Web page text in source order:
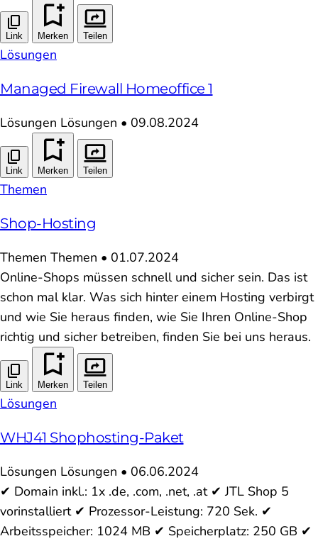
Link Merken Teilen
Lösungen
Managed Firewall Homeoffice 1
Lösungen Lösungen • 09.08.2024
Link Merken Teilen
Themen
Shop-Hosting
Themen Themen • 01.07.2024
Online-Shops müssen schnell und sicher sein. Das ist
schon mal klar. Was sich hinter einem Hosting verbirgt
und wie Sie heraus finden, wie Sie Ihren Online-Shop
richtig und sicher betreiben, finden Sie bei uns heraus.
Link Merken Teilen
Lösungen
WHJ41 Shophosting-Paket
Lösungen Lösungen • 06.06.2024
✔ Domain inkl.: 1x .de, .com, .net, .at ✔ JTL Shop 5
vorinstalliert ✔ Prozessor-Leistung: 720 Sek. ✔
Arbeitsspeicher: 1024 MB ✔ Speicherplatz: 250 GB ✔